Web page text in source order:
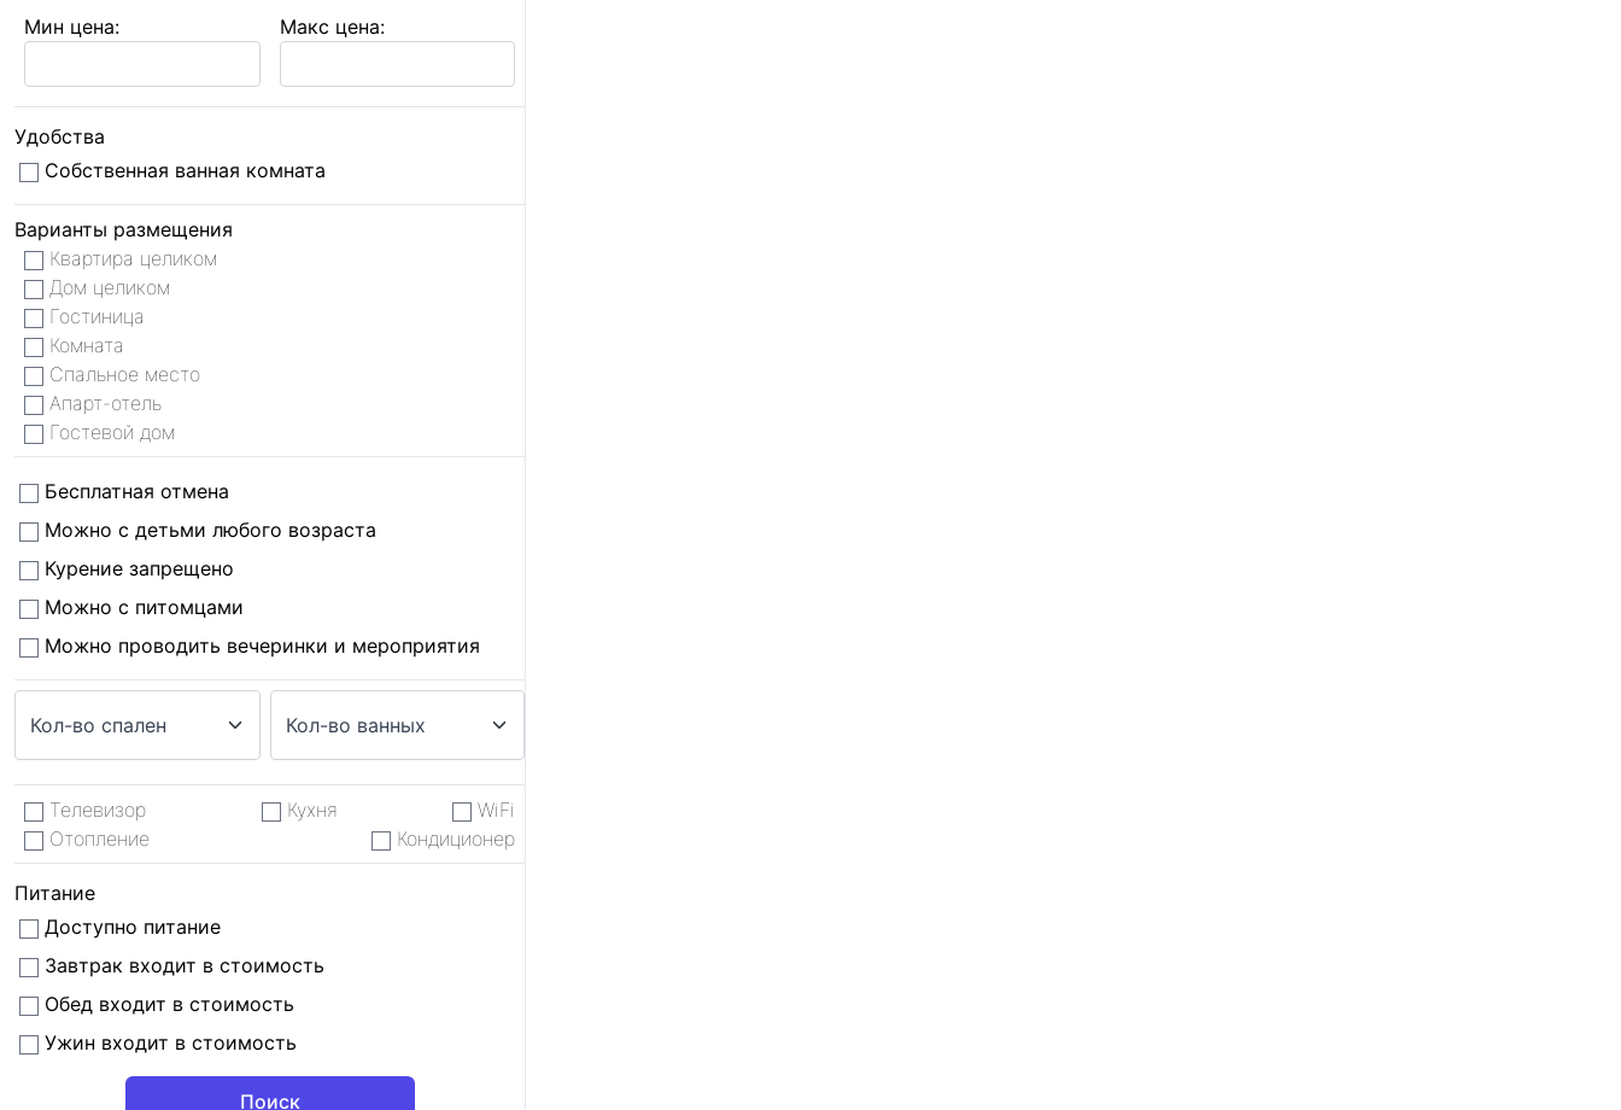
Мин цена: Макс цена:
Удобства
Собственная ванная комната
Варианты размещения
Квартира целиком
Дом целиком
Гостиница
Комната
Спальное место
Апарт-отель
Гостевой дом
Бесплатная отмена
Можно с детьми любого возраста
Курение запрещено
Можно с питомцами
Можно проводить вечеринки и мероприятия
Телевизор Кухня
WiFi
Отопление
Кондиционер
Питание
Доступно питание
Завтрак входит в стоимость
Обед входит в стоимость
Ужин входит в стоимость